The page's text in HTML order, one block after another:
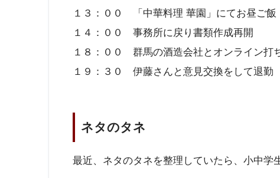
１３：００ 「中華料理 華園」にてお昼ご飯
１４：００ 事務所に戻り書類作成再開
１８：００ 群馬の酒造会社とオンライン打
１９：３０ 伊藤さんと意見交換をして退勤
ネタのタネ
最近、ネタのタネを整理していたら、小中学